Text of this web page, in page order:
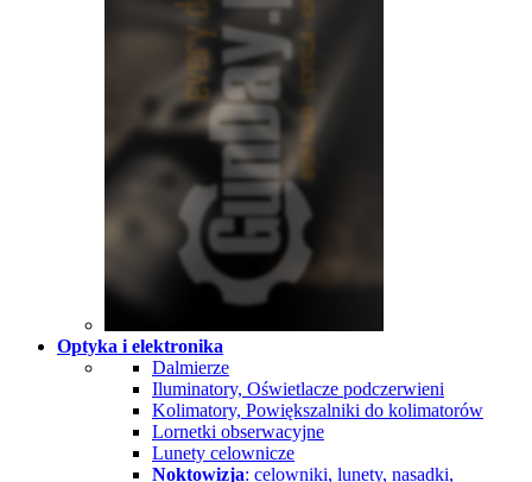
Optyka i elektronika
Dalmierze
Iluminatory, Oświetlacze podczerwieni
Kolimatory, Powiększalniki do kolimatorów
Lornetki obserwacyjne
Lunety celownicze
Noktowizja: celowniki, lunety, nasadki,